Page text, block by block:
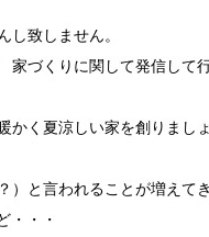
致しません。
づくりに関して発信して行
く夏涼しい家を創りましょ
言われることが増えてき
・・・